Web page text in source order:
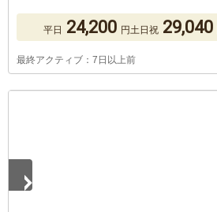
平日 24,200 円土日祝 29,040
最終アクティブ：7日以上前